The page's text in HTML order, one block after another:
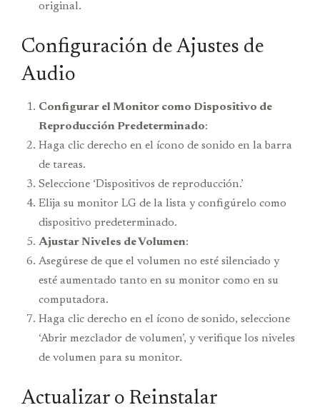
original.
Configuración de Ajustes de
Audio
Configurar el Monitor como Dispositivo de
Reproducción Predeterminado:
Haga clic derecho en el ícono de sonido en la barra
de tareas.
Seleccione ‘Dispositivos de reproducción.’
Elija su monitor LG de la lista y configúrelo como
dispositivo predeterminado.
Ajustar Niveles de Volumen:
Asegúrese de que el volumen no esté silenciado y
esté aumentado tanto en su monitor como en su
computadora.
Haga clic derecho en el ícono de sonido, seleccione
‘Abrir mezclador de volumen’, y verifique los niveles
de volumen para su monitor.
Actualizar o Reinstalar